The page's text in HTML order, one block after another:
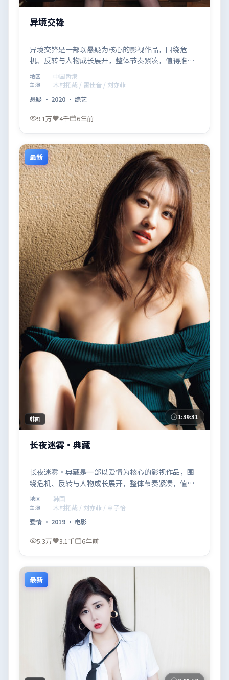
异境交锋
异境交锋是一部以悬疑为核心的影视作品，围绕危
机、反转与人物成长展开，整体节奏紧凑，值得推荐
观看。
地区 中国香港
主演
木村拓哉 / 雷佳音 / 刘亦菲
悬疑 · 2020 · 综艺
9.1万 4千 6年前
最新
韩国 1:39:31
长夜迷雾·典藏
长夜迷雾·典藏是一部以爱情为核心的影视作品，围
绕危机、反转与人物成长展开，整体节奏紧凑，值得
推荐观看。
地区 韩国
主演
木村拓哉 / 刘亦菲 / 章子怡
爱情 · 2019 · 电影
5.3万 3.1千 6年前
最新